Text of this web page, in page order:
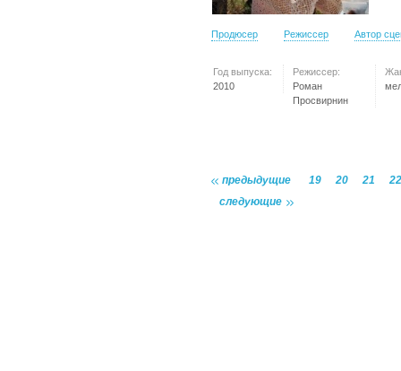
Продюсер Режиссер Автор
Год выпуска:
2010
Режиссер:
Роман
Просвирнин
предыдущие 19 20 21
22
следующие